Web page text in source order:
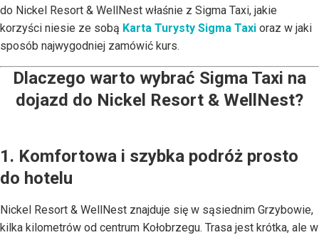
do Nickel Resort & WellNest właśnie z Sigma Taxi, jakie
korzyści niesie ze sobą Karta Turysty Sigma Taxi oraz w jaki
sposób najwygodniej zamówić kurs.
Dlaczego warto wybrać Sigma Taxi na
dojazd do Nickel Resort & WellNest?
1. Komfortowa i szybka podróż prosto
do hotelu
Nickel Resort & WellNest znajduje się w sąsiednim Grzybowie,
kilka kilometrów od centrum Kołobrzegu. Trasa jest krótka, ale w